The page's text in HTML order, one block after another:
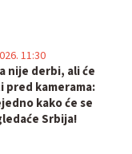
nije derbi, ali će
pred kamerama:
kako će se
Srbija!
11:30